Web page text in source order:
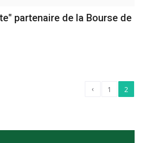
partenaire de la Bourse de
‹ 1 2